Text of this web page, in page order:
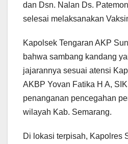
dan Dsn. Nalan Ds.
selesai melaksanakan
Kapolsek Tengaran AKP
bahwa sambang kandang
jajarannya sesuai atensi
AKBP Yovan Fatika H A,
penanganan pencegahan
wilayah Kab. Semarang.
Di lokasi terpisah, Kapolres